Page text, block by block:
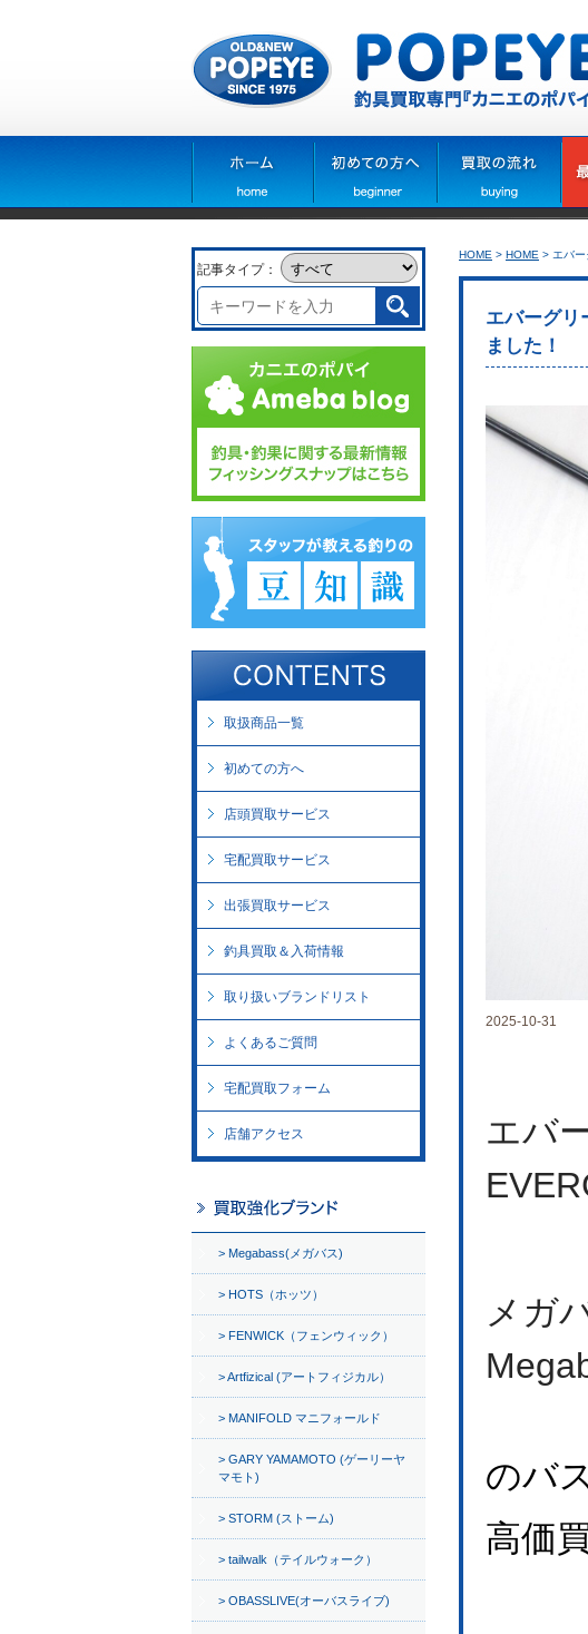
HOME > HOME > エバ
エバーグリ
ました！
2025-10-31
エバ
メガ
のバ
高価
記事タイプ：
取扱商品一覧
初めての方へ
店頭買取サービス
宅配買取サービス
出張買取サービス
釣具買取＆入荷情報
取り扱いブランドリスト
よくあるご質問
宅配買取フォーム
店舗アクセス
Megabass(メガバス)
HOTS（ホッツ）
FENWICK（フェンウィック）
Artfizical (アートフィジカル）
MANIFOLD マニフォールド
GARY YAMAMOTO (ゲーリーヤ
マモト)
STORM (ストーム)
tailwalk（テイルウォーク）
OBASSLIVE(オーバスライブ)